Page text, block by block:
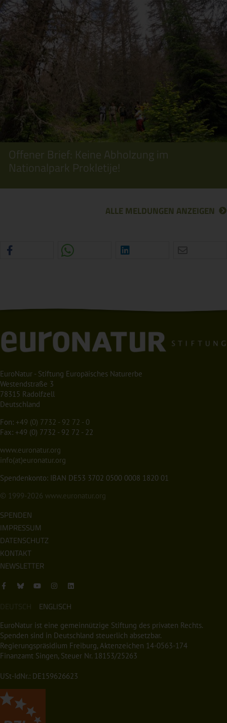
Offener Brief: Keine Abholzung im
Nationalpark Prokletije!
ALLE MELDUNGEN ANZEIGEN
EuroNatur - Stiftung Europäisches Naturerbe
Westendstraße 3
78315 Radolfzell
Deutschland
Fon: +49 (0) 7732 - 92 72 - 0
Fax: +49 (0) 7732 - 92 72 - 22
www.euronatur.org
info(at)euronatur.org
Spendenkonto: IBAN DE53 3702 0500 0008 1820 01
© 1999-2026 www.euronatur.org
SPENDEN
IMPRESSUM
DATENSCHUTZ
KONTAKT
NEWSLETTER
DEUTSCH ENGLISCH
EuroNatur ist eine gemeinnützige Stiftung des privaten Rechts.
Spenden sind in Deutschland steuerlich absetzbar.
Regierungspräsidium Freiburg, Aktenzeichen 14-0563-174
Finanzamt Singen, Steuer Nr. 18153/25263
USt-IdNr.: DE159626623